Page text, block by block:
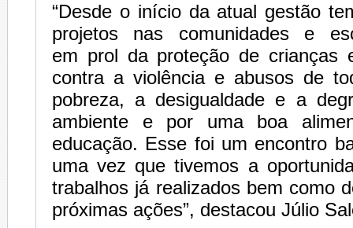
“Desde o início da atual gestão
projetos nas comunidades e
em prol da proteção de crianças
contra a violência e abusos de
pobreza, a desigualdade e a
ambiente e por uma boa
educação. Esse foi um encontro
uma vez que tivemos a
trabalhos já realizados bem como
próximas ações”, destacou Júlio